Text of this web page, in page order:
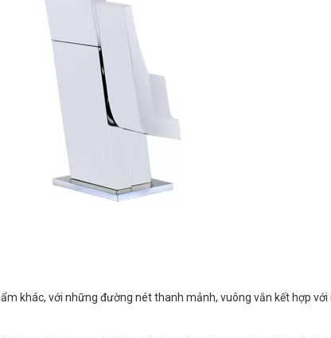
khác, với những đường nét thanh mảnh, vuông vắn kết hợp